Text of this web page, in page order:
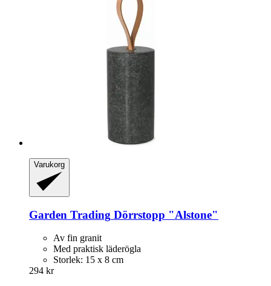
Varukorg
Garden Trading Dörrstopp "Alstone"
Av fin granit
Med praktisk läderögla
Storlek: 15 x 8 cm
294 kr